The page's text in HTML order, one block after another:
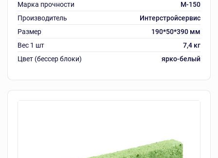
Марка прочности
M-150
Производитель
Интерстройсервис
Размер
190*50*390 мм
Вес 1 шт
7,4 кг
Цвет (бессер блоки)
ярко-белый